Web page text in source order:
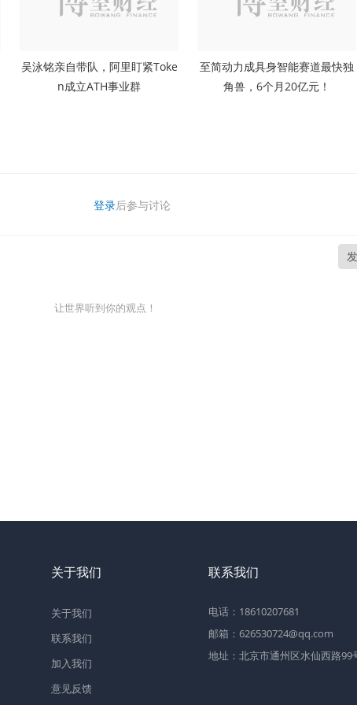
吴泳铭亲自带队，阿里盯紧Toke
n成立ATH事业群
至简动力成具身智能赛道最快独
角兽，6个月20亿元！
登录后参与讨论
让世界听到你的观点！
关于我们
关于我们
联系我们
加入我们
意见反馈
联系我们
电话：18610207681
邮箱：626530724@qq.com
地址：北京市通州区水仙西路99